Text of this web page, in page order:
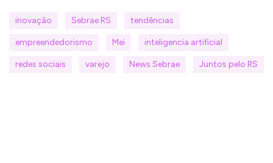
inovação Sebrae RS tendências
empreendedorismo Mei inteligencia artificial
redes sociais varejo News Sebrae Juntos pelo RS